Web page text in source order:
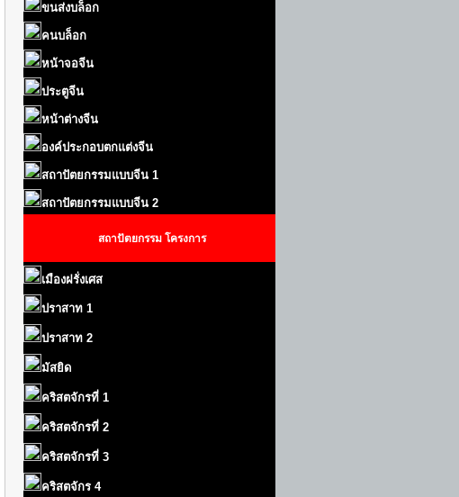
ขนส่งบล็อก
คนบล็อก
หน้าจอจีน
ประตูจีน
หน้าต่างจีน
องค์ประกอบตกแต่งจีน
สถาปัตยกรรมแบบจีน 1
สถาปัตยกรรมแบบจีน 2
สถาปัตยกรรม โครงการ
เมืองฝรั่งเศส
ปราสาท 1
ปราสาท 2
มัสยิด
คริสตจักรที่ 1
คริสตจักรที่ 2
คริสตจักรที่ 3
คริสตจักร 4